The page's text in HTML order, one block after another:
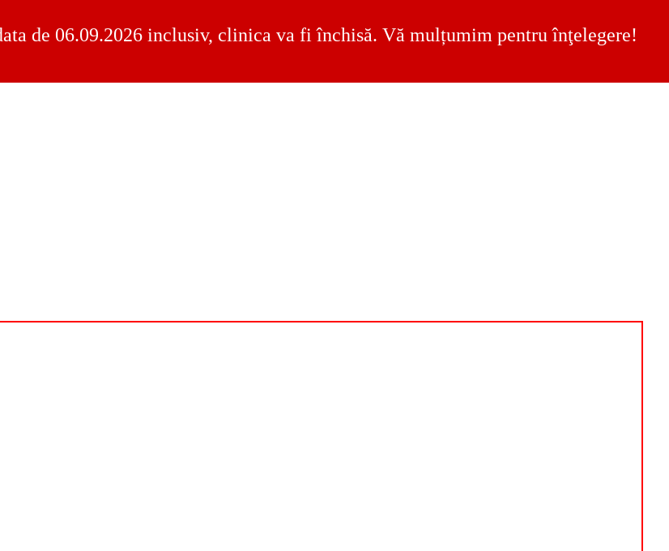
de 06.09.2026 inclusiv, clinica va fi închisă. Vă mulțumim pentru înţelegere!